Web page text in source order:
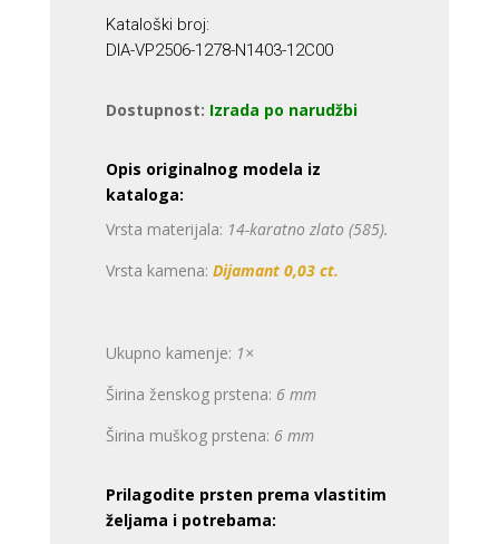
Kataloški broj:
DIA-VP2506-1278-N1403-12C00
Dostupnost: Izrada po narudžbi
Opis originalnog modela iz
kataloga:
Vrsta materijala: 14-karatno zlato (585).
Vrsta kamena: Dijamant 0,03 ct.
Ukupno kamenje: 1×
Širina ženskog prstena: 6 mm
Širina muškog prstena: 6 mm
Prilagodite prsten prema vlastitim
željama i potrebama: